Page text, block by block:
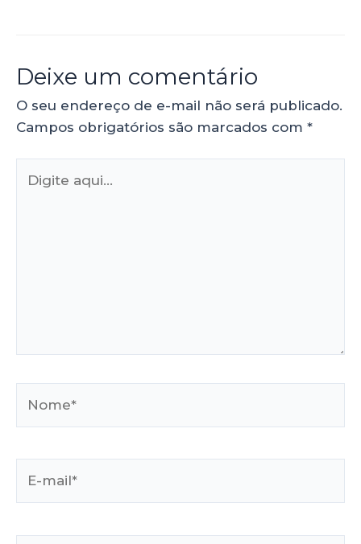
Deixe um comentário
O seu endereço de e-mail não será publicado.
Campos obrigatórios são marcados com *